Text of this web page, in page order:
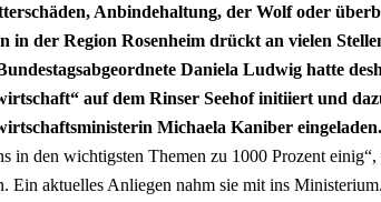
Anbindehaltung, der Wolf oder
in der Region Rosenheim drückt an vielen
Daniela Ludwig hatte
auf dem Rinser Seehof initiiert und
Michaela Kaniber eingeladen.
in den wichtigsten Themen zu 1000 Prozent
Ein aktuelles Anliegen nahm sie mit ins